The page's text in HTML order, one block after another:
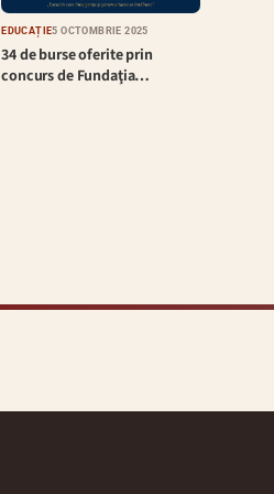
EDUCAȚIE5 OCTOMBRIE 2025
34 de burse oferite prin
concurs de Fundaţia…